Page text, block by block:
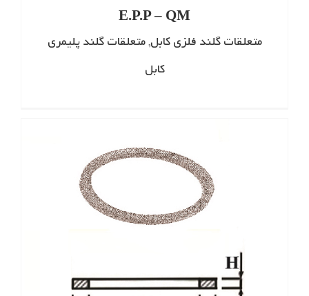
E.P.P – QM
متعلقات گلند فلزی کابل,متعلقات گلند پلیمری
کابل